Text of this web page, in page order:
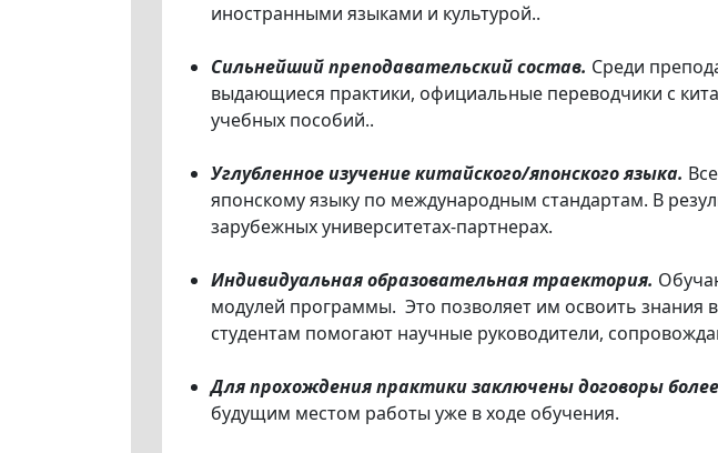
иностранными языками и культурой..
Сильнейший преподавательский состав. Среди
выдающиеся практики, официальные переводчики с
учебных пособий..
Углубленное изучение китайского/японского языка.
японскому языку по международным стандартам. В
зарубежных университетах-партнерах.
Индивидуальная образовательная траектория.
модулей программы. Это позволяет им освоить знания
студентам помогают научные руководители,
Для прохождения практики заключены договоры
будущим местом работы уже в ходе обучения.